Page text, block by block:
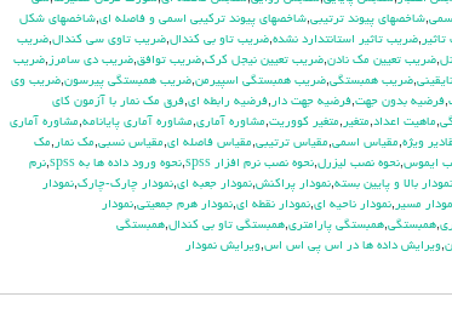
,شاخصهاي پيوند ترتيبي,شاخصهاي پيوند تركيبي اسمي و فاصله اي,شاخصهاي شكل
,ضريب تاثير استانتدارد نشده,ضريب تاو بي كندال,ضريب تاوي سي كندال,ضريب
,ضريب تعيين مك نادن,ضريب تعيين نيجل كرك,ضريب توافق,ضريب دي سامرز ,ضريب
,ضريب همبستگي,ضريب همبستگي اسپيرمن,ضريب همبستگي پيرسون,ضريب وي
,فرضيه بدون جهت,فرضيه جهت دار ,فرضيه رابطه اي,فرق مك نمار با آزمون كاي
,ماهيت اعداد,متغير ,متغير كووريت,مشاوره آماري,مشاوره آماري پايانامه,مشاوره آماري
ويژه,مقياس اسمي,مقياس ترتيبي,مقياس فاصله اي,مقياس نسبي,مك نمار ,مك
ايموس,نحوه نصب ليزرل,نحوه نصب نرم افزار spss ,نحوه ورود داده ها به spss ,نرم
نمودار بالا و پايين بسته,نمودار پراكنش,نمودار جعبه اي,نمودار چارك-چارك,نمودار
مسير ,نمودار ناحيه اي,نمودار نقطه اي,نمودار هرم جمعيتي,نمودار
,همبستگي,همبستگي پارامتري,همبستگي تاو بي کندال,همبستگي
,ويرايش داده ها در اس پي اس اس,ويرايش نمودار